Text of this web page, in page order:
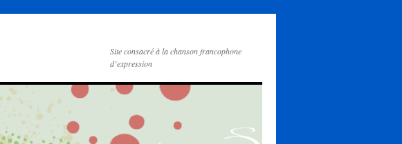
Site consacré à la chanson francophone
d’expression